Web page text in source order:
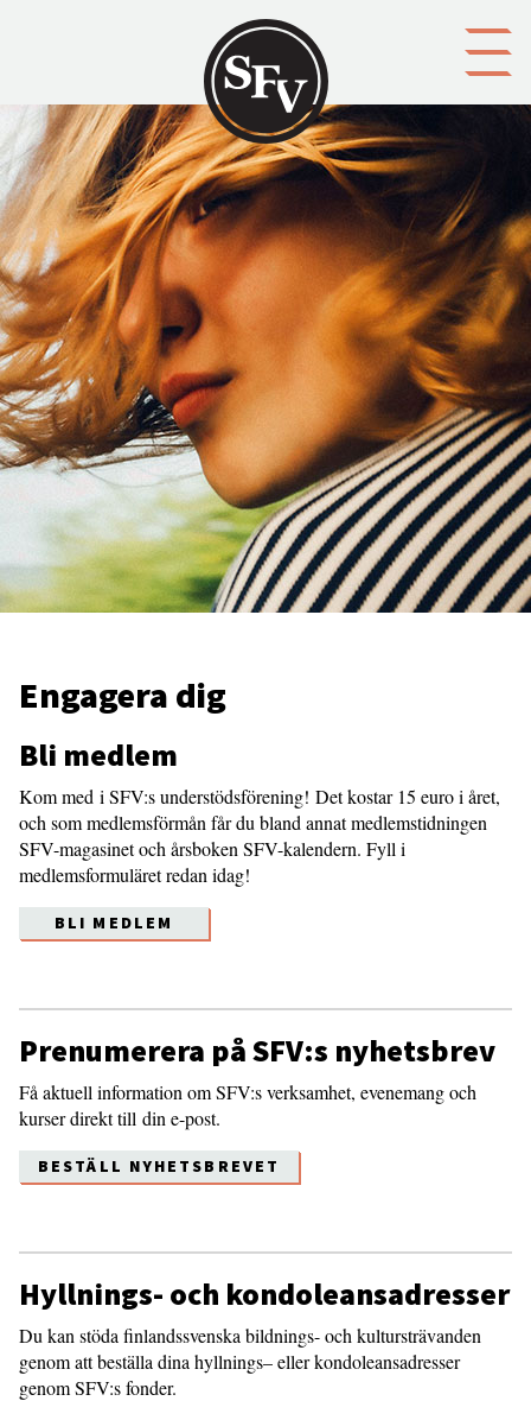
Engagera dig
Bli medlem
Kom med i SFV:s understödsförening! Det kostar 15 euro i året,
och som medlemsförmån får du bland annat medlemstidningen
SFV-magasinet och årsboken SFV-kalendern. Fyll i
medlemsformuläret redan idag!
BLI MEDLEM
Prenumerera på SFV:s nyhetsbrev
Få aktuell information om SFV:s verksamhet, evenemang och
kurser direkt till din e-post.
BESTÄLL NYHETSBREVET
Hyllnings- och kondoleansadresser
Du kan stöda finlandssvenska bildnings- och kultursträvanden
genom att beställa dina hyllnings– eller kondoleansadresser
genom SFV:s fonder.